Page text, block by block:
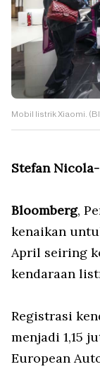
Mobil listrik Xiaomi.
Stefan
Bloomberg,
kenaikan
April seiring
kendaraan
Registrasi
menjadi 1,15
European